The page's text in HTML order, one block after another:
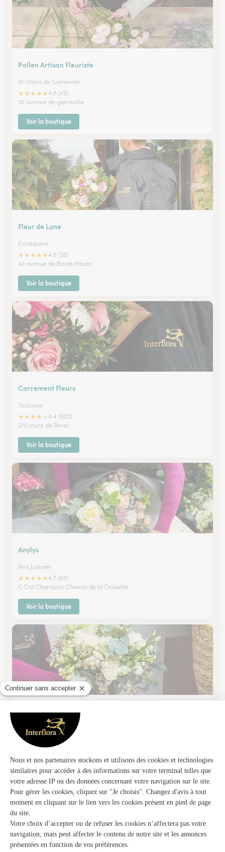
Pollen Artisan Fleuriste
St Orens de Gameville
★★★★★4.8 (42)
35 avenue de gameville
Voir la boutique
Fleur de Lune
Escalquens
★★★★★4.8 (33)
42 avenue de Borde Haute
Voir la boutique
Carrement Fleurs
Toulouse
★★★★
4.4 (603)
270 route de Revel
Voir la boutique
Anylys
Pins Justaret
★★★★★4.7 (42)
C.Cial Champion Chemin de la Croisette
Voir la boutique
Marc Patureau Fleuriste
Toulouse
★★
4.8 (136)
198, avenue St Exupéry
Voir la boutique